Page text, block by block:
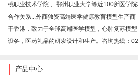
桃职业技术学院 、鄂州职业大学等近100所医学
合作关系...外商独资高端医学健康教育模型生产
于香港，致力于全球高端医学模型，心肺复苏模
设备，医药礼品的研发设计和生产。咨询热线：
产品中心